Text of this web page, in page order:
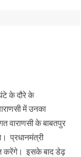
के दौरे के
में उनका
वाराणसी के बाबतपुर
प्रधानमंत्री
करेंगे। इसके बाद डेढ़